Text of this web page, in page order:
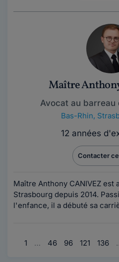
Maître
Avocat au barreau
Bas-Rhin,
12 années
Contacter
Maître Anthony CANIVEZ est
Strasbourg depuis 2014.
l'enfance, il a débuté sa
1 … 46 96 121 136